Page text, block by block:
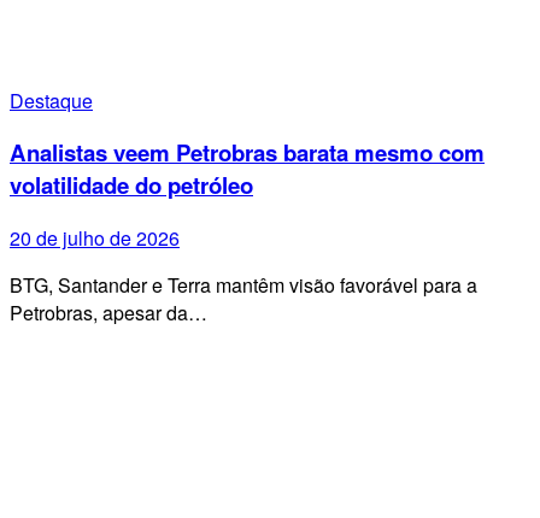
Destaque
Analistas veem Petrobras barata mesmo com
volatilidade do petróleo
20 de julho de 2026
BTG, Santander e Terra mantêm visão favorável para a
Petrobras, apesar da…